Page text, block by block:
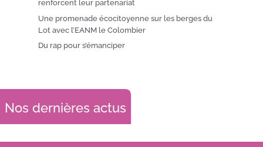
renforcent leur partenariat
Une promenade écocitoyenne sur les berges du
Lot avec l’EANM le Colombier
Du rap pour s’émanciper
Nos dernières actus